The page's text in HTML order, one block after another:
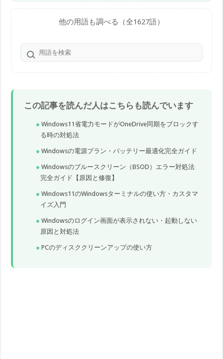
他の用語も調べる（全1627語）
この記事を読んだ人はこちらも読んでいます
Windows11省電力モードがOneDrive同期をブロックす
る時の対処法
Windowsの電源プラン・バッテリー最適化完全ガイド
Windowsのブルースクリーン（BSOD）エラー対処法
完全ガイド【原因と修復】
Windows11のWindowsターミナルの使い方・カスタマ
イズ入門
Windowsのログイン画面が表示されない・起動しない
原因と対処法
PCのディスククリーンアップの使い方